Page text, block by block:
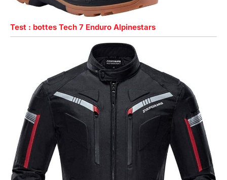
Test : bottes Tech 7 Enduro Alpinestars